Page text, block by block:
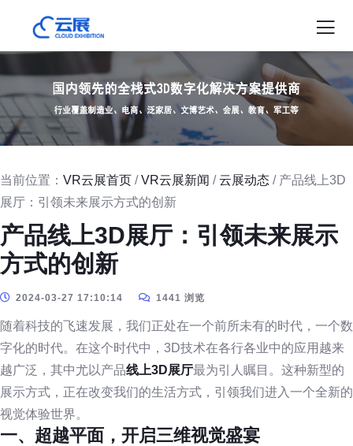
当前位置： VR云展首页 /VR云展新闻 /云展动态 / 产品线上3D
展厅：引领未来展示方式的创新
产品线上3D展厅：引领未来展示
方式的创新
2024-03-27 17:10:14 1441 浏览
随着科技的飞速发展，我们正处在一个前所未有的时代，一个数
字化的时代。在这个时代中，3D技术在各行各业中的应用越来
越广泛，其中尤以产品线上3D展厅最为引人瞩目。这种新型的
展示方式，正在改变我们的生活方式，引领我们进入一个全新的
视觉体验世界。
一、超越平面，开启三维视觉盛宴